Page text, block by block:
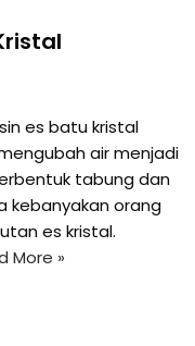
es batu kristal
air menjadi
tabung dan
kebanyakan orang
es kristal.
More »